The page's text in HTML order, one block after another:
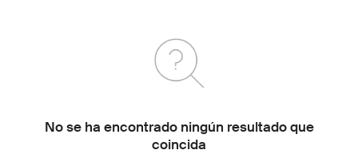
No se ha encontrado ningún resultado que
coincida